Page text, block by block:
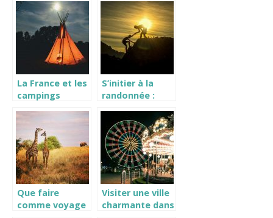
La France et les
campings
S’initier à la
randonnée :
s’organiser ?
Que faire
comme voyage
Visiter une ville
charmante dans